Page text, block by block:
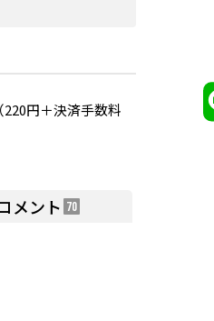
円＋決済手数料
メント 70